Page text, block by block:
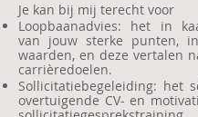
Je kan bij mij terecht voor
Loopbaanadvies: het in
van jouw sterke punten,
waarden, en deze vertalen
carrièredoelen.
Sollicitatiebegeleiding: het
overtuigende CV- en